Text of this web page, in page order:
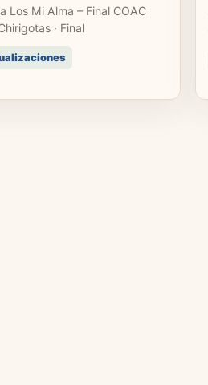
Los Mi Alma – Final COAC
· Final